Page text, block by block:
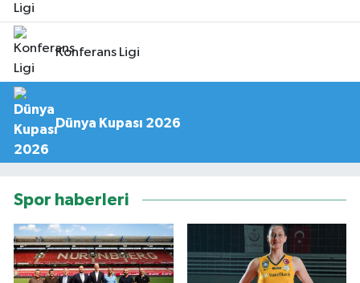
Konferans Ligi
Dünya Kupası 2026
Spor haberleri